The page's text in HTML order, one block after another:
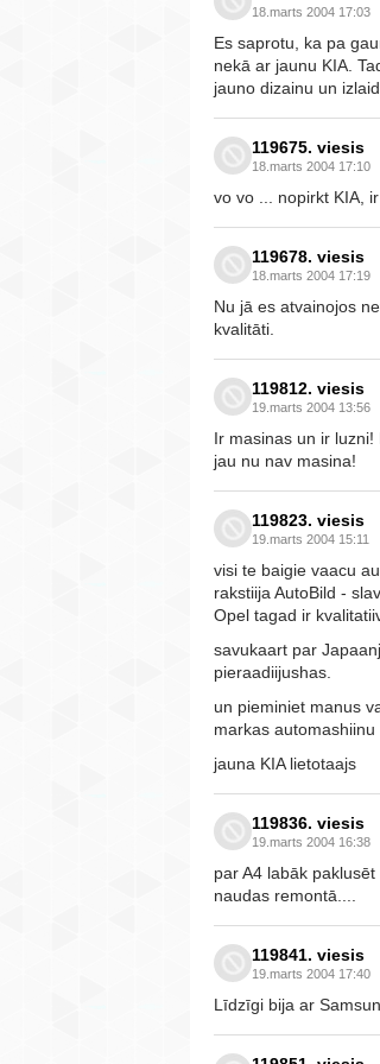
18.marts 2004 17:03
Es saprotu, ka pa
nekā ar jaunu KIA.
jauno dizainu un
119675. viesis
18.marts 2004 17:10
vo vo ... nopirkt KIA,
119678. viesis
18.marts 2004 17:19
Nu jā es atvainojos
kvalitāti.
119812. viesis
19.marts 2004 13:56
Ir masinas un ir
jau nu nav masina!
119823. viesis
19.marts 2004 15:11
visi te baigie vaacu
rakstiija AutoBild -
Opel tagad ir
savukaart par
pieraadiijushas.
un pieminiet manus
markas automashiinu
jauna KIA lietotaajs
119836. viesis
19.marts 2004 16:38
par A4 labāk
naudas remontā....
119841. viesis
19.marts 2004 17:40
Līdzīgi bija ar